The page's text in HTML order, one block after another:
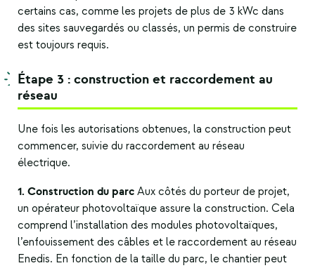
certains cas, comme les projets de plus de 3 kWc dans
des sites sauvegardés ou classés, un permis de construire
est toujours requis.
Étape 3 : construction et raccordement au
réseau
Une fois les autorisations obtenues, la construction peut
commencer, suivie du raccordement au réseau
électrique.
1. Construction du parc Aux côtés du porteur de projet,
un opérateur photovoltaïque assure la construction. Cela
comprend l’installation des modules photovoltaïques,
l’enfouissement des câbles et le raccordement au réseau
Enedis. En fonction de la taille du parc, le chantier peut